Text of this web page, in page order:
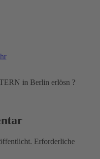
in Berlin erlösn ?
Erforderliche